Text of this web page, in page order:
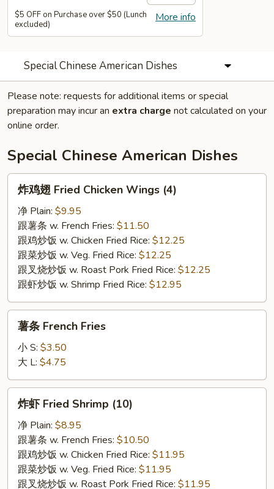
More info
$5 OFF on Purchase over $50 (Lunch
excluded)
Special Chinese American Dishes
Please note: requests for additional items or special
preparation may incur an extra charge not calculated on your
online order.
Special Chinese American Dishes
Fried
Chicken
Wings
(4)
炸鸡翅 Fried Chicken Wings (4)
净 Plain: $9.95
跟薯条 w. French Fries: $11.50
跟鸡炒饭 w. Chicken Fried Rice: $12.25
跟菜炒饭 w. Veg. Fried Rice: $12.25
跟叉烧炒饭 w. Roast Pork Fried Rice: $12.25
跟虾炒饭 w. Shrimp Fried Rice: $12.95
French
Fries
薯条 French Fries
小 S: $3.50
大 L: $4.75
Fried
Shrimp
(10)
炸虾 Fried Shrimp (10)
净 Plain: $8.95
跟薯条 w. French Fries: $10.50
跟鸡炒饭 w. Chicken Fried Rice: $11.95
跟菜炒饭 w. Veg. Fried Rice: $11.95
跟叉烧炒饭 w. Roast Pork Fried Rice: $11.95